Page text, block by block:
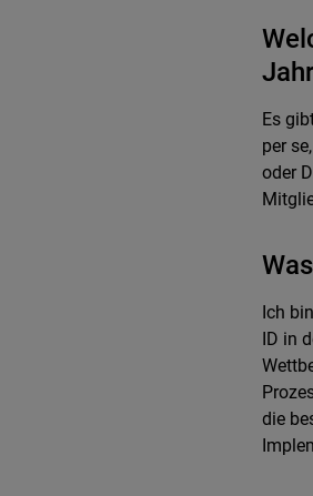
Es
per
oder
Ich
ID in
die